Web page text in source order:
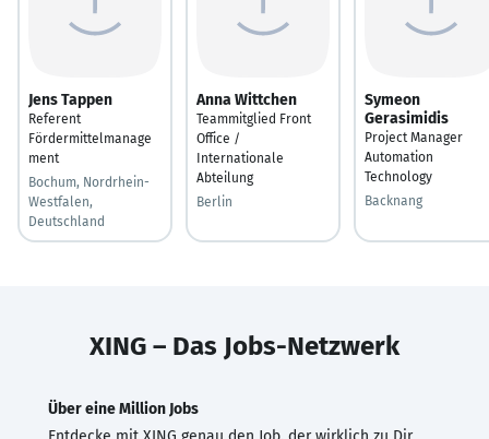
Jens Tappen
Referent
Fördermittelmanage
ment
Bochum, Nordrhein-
Westfalen,
Deutschland
Anna Wittchen
Teammitglied Front
Office /
Internationale
Abteilung
Berlin
Symeon
Gerasimidis
Project Manager
Automation
Technology
Backnang
XING – Das Jobs-Netzwerk
Über eine Million Jobs